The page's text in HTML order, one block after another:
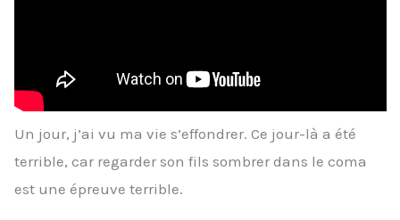
Un jour, j’ai vu ma vie s’effondrer. Ce jour-là a été
terrible, car regarder son fils sombrer dans le coma
est une épreuve terrible.